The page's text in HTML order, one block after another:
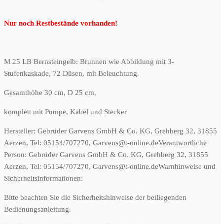
Nur noch Restbestände vorhanden!
M 25 LB Bernsteingelb: Brunnen wie Abbildung mit 3-
Stufenkaskade, 72 Düsen, mit Beleuchtung.
Gesamthöhe 30 cm, D 25 cm,
komplett mit Pumpe, Kabel und Stecker
Hersteller: Gebrüder Garvens GmbH & Co. KG, Grehberg 32, 31855
Aerzen, Tel: 05154/707270, Garvens@t-online.deVerantwortliche
Person: Gebrüder Garvens GmbH & Co. KG, Grehberg 32, 31855
Aerzen, Tel: 05154/707270, Garvens@t-online.deWarnhinweise und
Sicherheitsinformationen:
Bitte beachten Sie die Sicherheitshinweise der beiliegenden
Bedienungsanleitung.